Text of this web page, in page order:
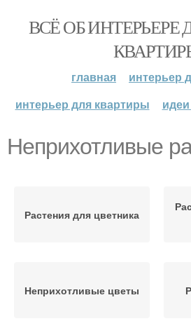
ВСЁ ОБ
главная
интерьер
интерьер для квартиры
Неприхотливые
Растения для цветника
Неприхотливые цветы